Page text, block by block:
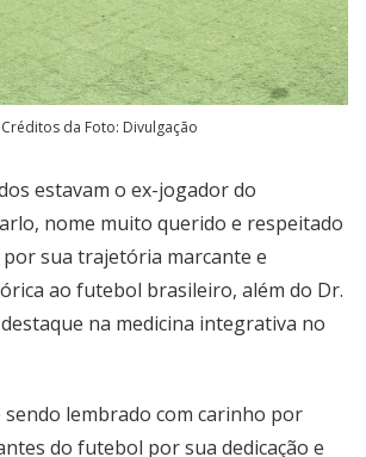
Créditos da Foto: Divulgação
estavam o ex-jogador do
nome muito querido e respeitado
sua trajetória marcante e
ao futebol brasileiro, além do Dr.
na medicina integrativa no
sendo lembrado com carinho por
do futebol por sua dedicação e